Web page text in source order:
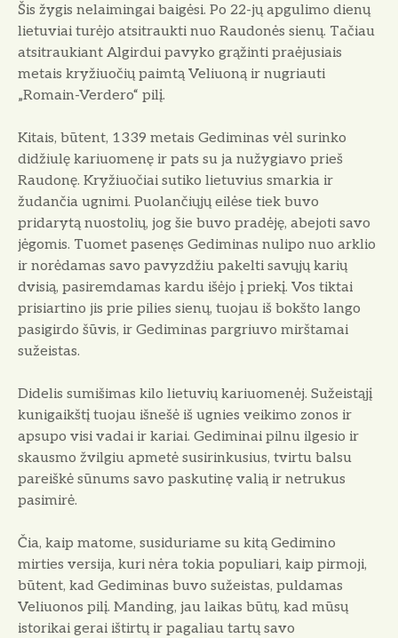
Šis žygis nelaimingai baigėsi. Po 22-jų apgulimo dienų
lietuviai turėjo atsitraukti nuo Raudonės sienų. Ta­čiau
atsitraukiant Algirdui pavyko grą­žinti praėjusiais
metais kryžiuočių paimtą Veliuoną ir nugriauti
„Romain-Verdero“ pilį.
Kitais, būtent, 1339 metais Gedimi­nas vėl surinko
didžiulę kariuomenę ir pats su ja nužygiavo prieš
Raudonę. Kryžiuočiai sutiko lietuvius smarkia ir
žudančia ugnimi. Puolančiųjų eilėse tiek buvo
pridarytą nuostolių, jog šie buvo pradėję, abejoti savo
jėgomis. Tuo­met pasenęs Gediminas nulipo nuo ar­klio
ir norėdamas savo pavyzdžiu pakelti savųjų karių
dvisią, pasiremdamas kardu išėjo į priekį. Vos tiktai
prisiarti­no jis prie pilies sienų, tuojau iš bokšto lango
pasigirdo šūvis, ir Gediminas pargriuvo mirštamai
sužeistas.
Didelis sumišimas kilo lietuvių ka­riuomenėj. Sužeistąjį
kunigaikštį tuo­jau išnešė iš ugnies veikimo zonos ir
apsupo visi vadai ir kariai. Gediminai pilnu ilgesio ir
skausmo žvilgiu apmetė susirinkusius, tvirtu balsu
pareiškė sūnums savo paskutinę valią ir netrukus
pasimirė.
Čia, kaip matome, susiduriame su kitą Gedimino
mirties versija, kuri nėra tokia populiari, kaip pirmoji,
būtent, kad Gediminas buvo sužeistas, puldamas
Veliuonos pilį. Manding, jau laikas būtų, kad mūsų
istorikai gerai ištirtų ir pagaliau tartų savo